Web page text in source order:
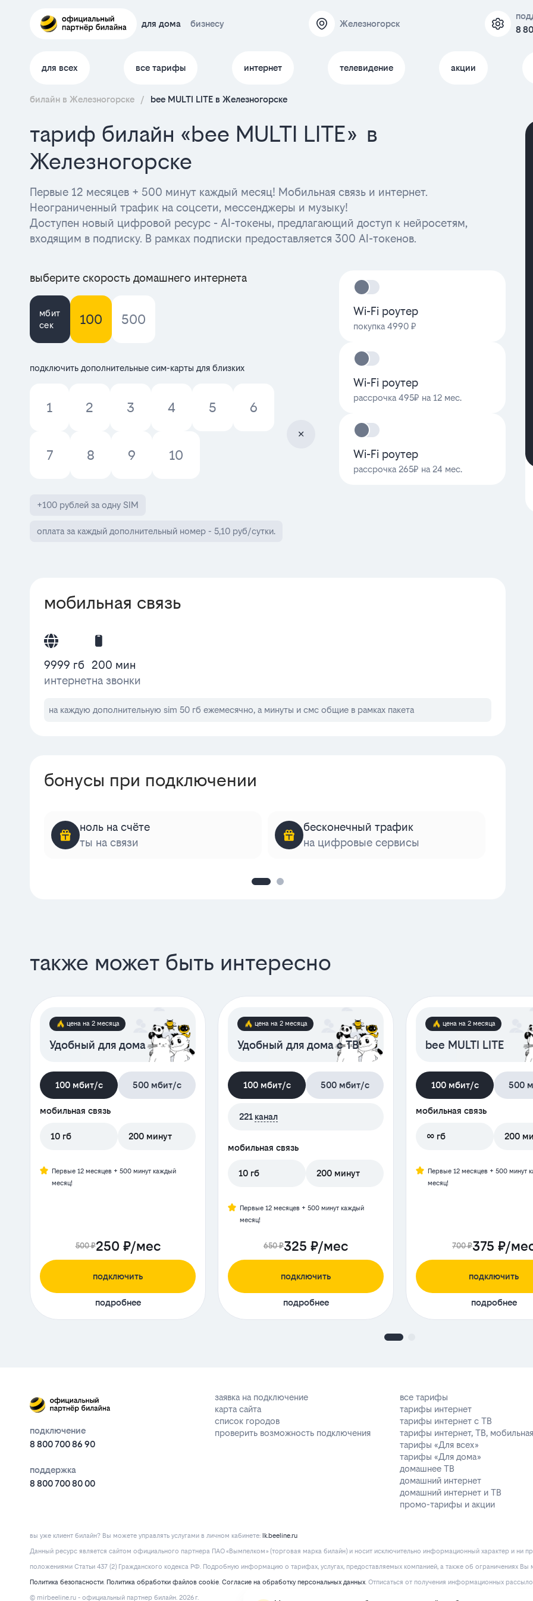
для дома бизнесу Железногорск
8
для всех все тарифы интернет телевидение акции
билайн в Железногорске / bee MULTI LITE в Железногорске
тариф билайн «bee MULTI LITE» в
Железногорске
Первые 12 месяцев + 500 минут каждый месяц! Мобильная связь и интернет.
Неограниченный трафик на соцсети, мессенджеры и музыку!
Доступен новый цифровой ресурс - AI-токены, предлагающий доступ к нейросетям,
входящим в подписку. В рамках подписки предоставляется 300 AI-токенов.
выберите скорость домашнего интернета
мбит
сек
100 500
подключить дополнительные сим-карты для близких
1 2 3 4 5 6
7 8 9 10
+100 рублей за одну SIM
оплата за каждый дополнительный номер - 5,10 руб/сутки.
Wi-Fi роутер
покупка 4990 ₽
Wi-Fi роутер
рассрочка 495₽ на 12 мес.
Wi-Fi роутер
рассрочка 265₽ на 24 мес.
мобильная связь
9999 гб
интернет
200 мин
на звонки
на каждую дополнительную sim 50 гб ежемесячно, а минуты и смс общие в рамках пакета
бонусы при подключении
ноль на счёте
ты на связи
бесконечный трафик
на цифровые сервисы
также может быть интересно
цена на 2 месяца
Удобный для дома
100 мбит/с 500 мбит/с
мобильная связь
10 гб 200 минут
Первые 12 месяцев + 500 минут каждый
месяц!
500 ₽250 ₽/мес
подключить
подробнее
цена на 2 месяца
Удобный для дома с ТВ
100 мбит/с 500 мбит/с
221 канал
мобильная связь
10 гб 200 минут
Первые 12 месяцев + 500 минут каждый
месяц!
650 ₽325 ₽/мес
подключить
подробнее
цена на 2 месяца
bee MULTI LITE
100 мбит/с 500
мобильная связь
∞ гб 200
Первые 12 месяцев + 500 минут
месяц!
700 ₽375 ₽/
подключить
подробнее
подключение
8 800 700 86 90
поддержка
8 800 700 80 00
заявка на подключение
карта сайта
список городов
проверить возможность подключения
все тарифы
тарифы интернет
тарифы интернет с ТВ
тарифы интернет, ТВ,
тарифы «Для всех»
тарифы «Для дома»
домашнее ТВ
домашний интернет
домашний интернет и ТВ
промо-тарифы и акции
вы уже клиент билайн? Вы можете управлять услугами в личнoм кaбинeтe:
lk.beeline.ru
Данный ресурс является сайтом официального партнера ПАО «Вымпелком» (торговая марка билайн) и носит исключительно информационный характер и ни
положениями Статьи 437 (2) Гражданского кодекса РФ. Подробную информацию о тарифах, услугах, предоставляемых компанией, а также об ограничениях Вы
Политика безопасности. Политика обработки файлов cookie. Согласие на обработку персональных данных. Отписаться от получения информационных
© mirbeeline.ru - официальный партнер билайн. 2026 г.